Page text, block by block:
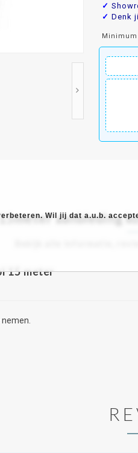
✓
✓ Denk
aanbieding
15 meter
Wil jij dat a.u.b.